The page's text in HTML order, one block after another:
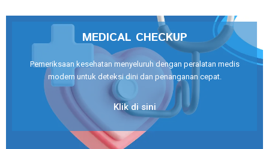
MEDICAL CHECKUP
Pemeriksaan kesehatan menyeluruh dengan peralatan medis
modern untuk deteksi dini dan penanganan cepat.
Klik di sini